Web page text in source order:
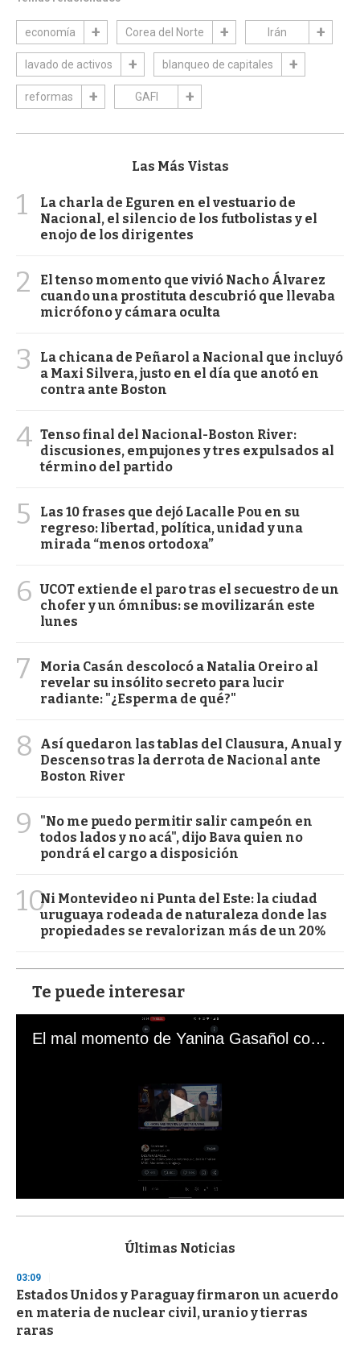
economía Corea del Norte Irán
lavado de activos blanqueo de capitales
reformas GAFI
Las Más Vistas
1
La charla de Eguren en el vestuario de
Nacional, el silencio de los futbolistas y el
enojo de los dirigentes
2
El tenso momento que vivió Nacho Álvarez
cuando una prostituta descubrió que llevaba
micrófono y cámara oculta
3
La chicana de Peñarol a Nacional que incluyó
a Maxi Silvera, justo en el día que anotó en
contra ante Boston
4 Tenso final del Nacional-Boston River:
discusiones, empujones y tres expulsados al
término del partido
5
Las 10 frases que dejó Lacalle Pou en su
regreso: libertad, política, unidad y una
mirada “menos ortodoxa”
6 UCOT extiende el paro tras el secuestro de un
chofer y un ómnibus: se movilizarán este
lunes
7
Moria Casán descolocó a Natalia Oreiro al
revelar su insólito secreto para lucir
radiante: "¿Esperma de qué?"
8
Así quedaron las tablas del Clausura, Anual y
Descenso tras la derrota de Nacional ante
Boston River
9
"No me puedo permitir salir campeón en
todos lados y no acá", dijo Bava quien no
pondrá el cargo a disposición
10Ni Montevideo ni Punta del Este: la ciudad
uruguaya rodeada de naturaleza donde las
propiedades se revalorizan más de un 20%
Te puede interesar
El mal momento de Yanina Gasañol con un hincha argentino en "Subrayado"
s
d
s
o
f
3
Últimas Noticias
03:09
Estados Unidos y Paraguay firmaron un acuerdo
en materia de nuclear civil, uranio y tierras
raras